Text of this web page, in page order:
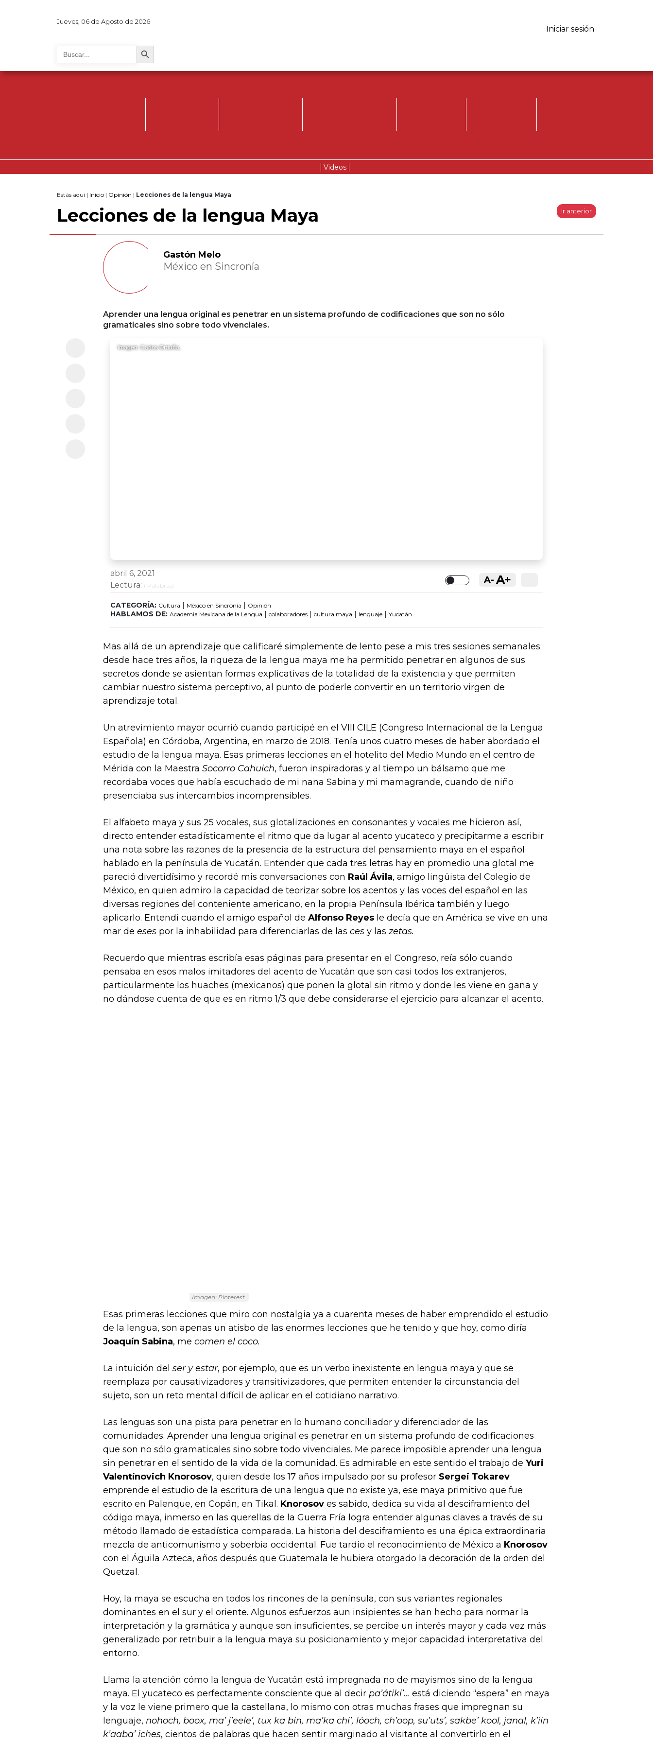
Jueves, 06 de Agosto de 2026
for:
Search Button
Iniciar sesión
Registrese, para
opinar.
Videos
Estás aqui | Inicio | Opinión | Lecciones de la lengua Maya
Lecciones de la lengua Maya Ir anterior
Gastón Melo
México en Sincronía
Aprender una lengua original es penetrar en un sistema profundo de codificaciones que son no sólo
gramaticales sino sobre todo vivenciales.
Imagen: Carlos Orduña.
abril 6, 2021
Lectura: ( Palabras) Toggle
A- A+
CATEGORÍA: Cultura | México en Sincronía | Opinión
HABLAMOS DE: Academia Mexicana de la Lengua | colaboradores | cultura maya | lenguaje | Yucatán
Mas allá de un aprendizaje que calificaré simplemente de lento pese a mis tres sesiones semanales
desde hace tres años, la riqueza de la lengua maya me ha permitido penetrar en algunos de sus
secretos donde se asientan formas explicativas de la totalidad de la existencia y que permiten
cambiar nuestro sistema perceptivo, al punto de poderle convertir en un territorio virgen de
aprendizaje total.
Un atrevimiento mayor ocurrió cuando participé en el VIII CILE (Congreso Internacional de la Lengua
Española) en Córdoba, Argentina, en marzo de 2018. Tenía unos cuatro meses de haber abordado el
estudio de la lengua maya. Esas primeras lecciones en el hotelito del Medio Mundo en el centro de
Mérida con la Maestra Socorro Cahuich, fueron inspiradoras y al tiempo un bálsamo que me
recordaba voces que había escuchado de mi nana Sabina y mi mamagrande, cuando de niño
presenciaba sus intercambios incomprensibles.
El alfabeto maya y sus 25 vocales, sus glotalizaciones en consonantes y vocales me hicieron así,
directo entender estadísticamente el ritmo que da lugar al acento yucateco y precipitarme a escribir
una nota sobre las razones de la presencia de la estructura del pensamiento maya en el español
hablado en la península de Yucatán. Entender que cada tres letras hay en promedio una glotal me
pareció divertidísimo y recordé mis conversaciones con Raúl Ávila, amigo lingüista del Colegio de
México, en quien admiro la capacidad de teorizar sobre los acentos y las voces del español en las
diversas regiones del conteniente americano, en la propia Península Ibérica también y luego
aplicarlo. Entendí cuando el amigo español de Alfonso Reyes le decía que en América se vive en una
mar de eses por la inhabilidad para diferenciarlas de las ces y laszetas.
Recuerdo que mientras escribía esas páginas para presentar en el Congreso, reía sólo cuando
pensaba en esos malos imitadores del acento de Yucatán que son casi todos los extranjeros,
particularmente los huaches (mexicanos) que ponen la glotal sin ritmo y donde les viene en gana y
no dándose cuenta de que es en ritmo 1/3 que debe considerarse el ejercicio para alcanzar el acento.
Imagen: Pinterest.
Esas primeras lecciones que miro con nostalgia ya a cuarenta meses de haber emprendido el estudio
de la lengua, son apenas un atisbo de las enormes lecciones que he tenido y que hoy, como diría
Joaquín Sabina, me comen el coco.
La intuición del ser y estar, por ejemplo, que es un verbo inexistente en lengua maya y que se
reemplaza por causativizadores y transitivizadores, que permiten entender la circunstancia del
sujeto, son un reto mental difícil de aplicar en el cotidiano narrativo.
Las lenguas son una pista para penetrar en lo humano conciliador y diferenciador de las
comunidades. Aprender una lengua original es penetrar en un sistema profundo de codificaciones
que son no sólo gramaticales sino sobre todo vivenciales. Me parece imposible aprender una lengua
sin penetrar en el sentido de la vida de la comunidad. Es admirable en este sentido el trabajo de Yuri
Valentínovich Knorosov, quien desde los 17 años impulsado por su profesor Sergei Tokarev
emprende el estudio de la escritura de una lengua que no existe ya, ese maya primitivo que fue
escrito en Palenque, en Copán, en Tikal. Knorosov es sabido, dedica su vida al desciframiento del
código maya, inmerso en las querellas de la Guerra Fría logra entender algunas claves a través de su
método llamado de estadística comparada. La historia del desciframiento es una épica extraordinaria
mezcla de anticomunismo y soberbia occidental. Fue tardío el reconocimiento de México a Knorosov
con el Águila Azteca, años después que Guatemala le hubiera otorgado la decoración de la orden del
Quetzal.
Hoy, la maya se escucha en todos los rincones de la península, con sus variantes regionales
dominantes en el sur y el oriente. Algunos esfuerzos aun insipientes se han hecho para normar la
interpretación y la gramática y aunque son insuficientes, se percibe un interés mayor y cada vez más
generalizado por retribuir a la lengua maya su posicionamiento y mejor capacidad interpretativa del
entorno.
Llama la atención cómo la lengua de Yucatán está impregnada no de mayismos sino de la lengua
maya. El yucateco es perfectamente consciente que al decir pa’átiki’… está diciendo “espera” en maya
y la voz le viene primero que la castellana, lo mismo con otras muchas frases que impregnan su
lenguaje, nohoch, boox, ma’ j’eele’, tux ka bin, ma’ka chi’, lóoch, ch’oop, su’uts’, sakbe’ kool, janal, k’iin
k’aaba’ iches, cientos de palabras que hacen sentir marginado al visitante al convertirlo en el